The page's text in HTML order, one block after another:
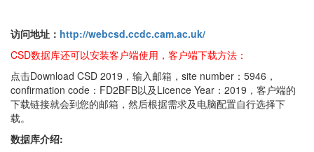
访问地址： http://webcsd.ccdc.cam.ac.uk/
CSD数据库还可以安装客户端使用，客户端下载方法：
点击Download CSD 2019，输入邮箱，site number：5946，
confirmation code：FD2BFB以及Licence Year：2019，客户端的
下载链接就会到您的邮箱，然后根据需求及电脑配置自行选择下
载。
数据库介绍: